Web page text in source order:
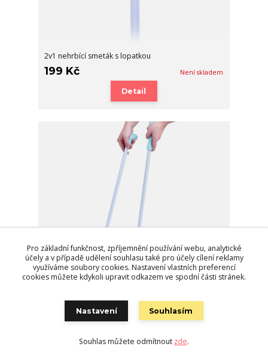
2v1 nehrbící smeták s lopatkou
199 Kč Není skladem
Detail
2v1 nehrbící smeták s lopatkou
Pro základní funkčnost, zpříjemnění používání webu, analytické
účely a v případě udělení souhlasu také pro účely cílení reklamy
využíváme soubory cookies. Nastavení vlastních preferencí
cookies můžete kdykoli upravit odkazem ve spodní části stránek.
Nastavení Souhlasím
Souhlas můžete odmítnout zde.